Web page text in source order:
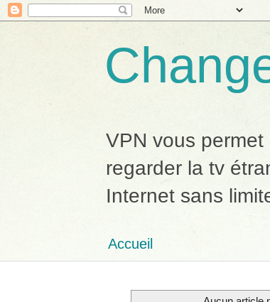
VPN vous
regarder la tv
Internet sans
Accueil